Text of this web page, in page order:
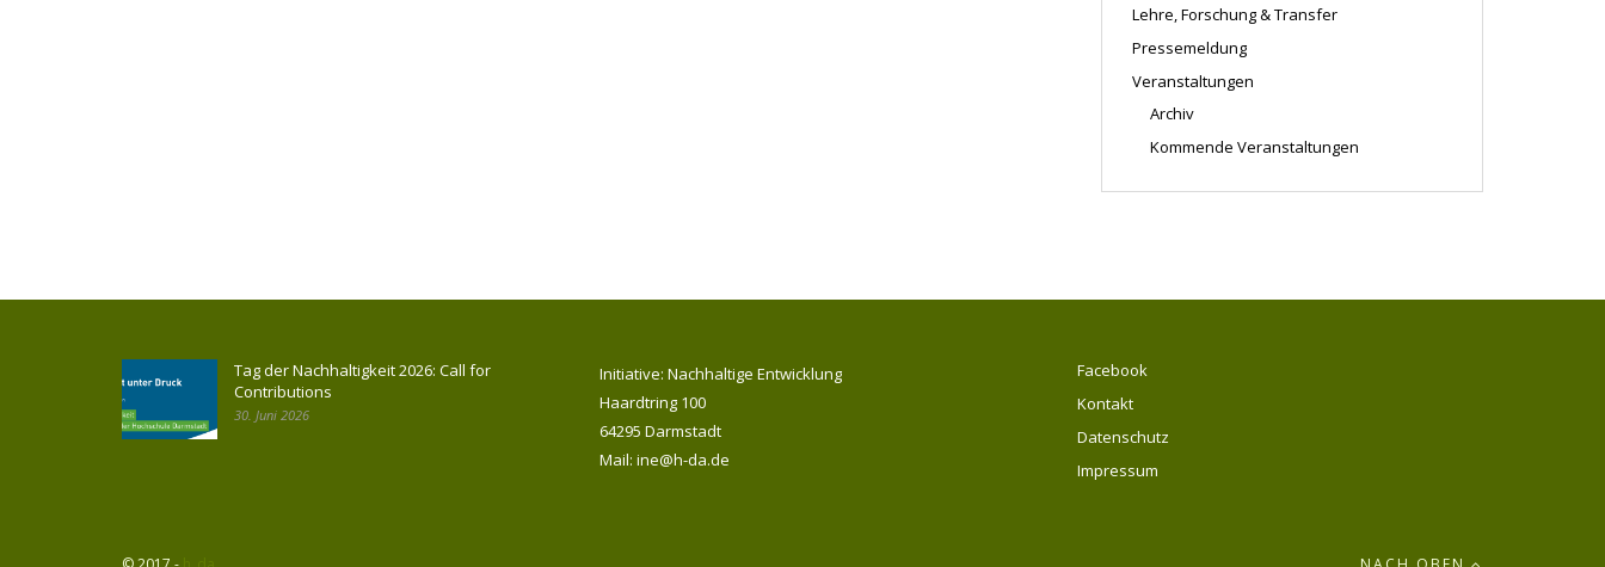
Lehre, Forschung & Transfer
Pressemeldung
Veranstaltungen
Archiv
Kommende Veranstaltungen
Tag der Nachhaltigkeit 2026: Call for
Contributions
30. Juni 2026
Initiative: Nachhaltige Entwicklung
Haardtring 100
64295 Darmstadt
Mail: ine@h-da.de
Facebook
Kontakt
Datenschutz
Impressum